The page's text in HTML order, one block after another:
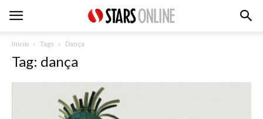
Inicio Tags Dança
Tag: dança